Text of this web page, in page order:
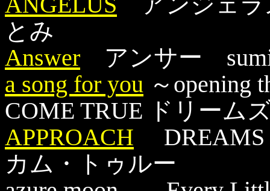
とみ
Answer アンサー
a song for you ～opening
COME TRUE ドリーム
APPROACH DREAMS
カム・トゥルー